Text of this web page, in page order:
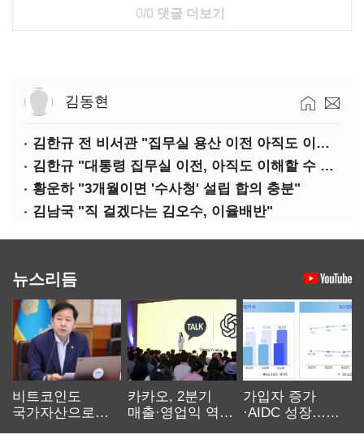
0/0 댓글 더보기
김동현
김한규 전 비서관 "집무실 용산 이전 아직도 이해 못 해…독단 우려"
김한규 "대통령 집무실 이전, 아직도 이해할 수 없는 결정"
황운하 "3개월이면 '수사청' 설립 합의 충분"
김남국 "직 걸겠다는 김오수, 이율배반"
뉴스리듬
비트코인도
국가자산으로…'
카카오, 2분기
매출·영업익 역대
가입자 증가
·AIDC 성장…